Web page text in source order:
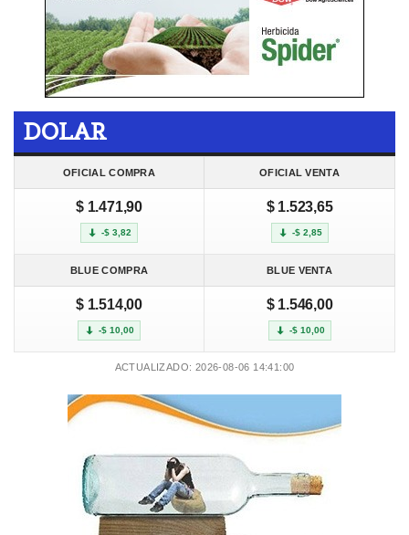
DOLAR
OFICIAL COMPRA OFICIAL VENTA
$ 1.471,90
-$ 3,82
$ 1.523,65
-$ 2,85
BLUE COMPRA BLUE VENTA
$ 1.514,00
-$ 10,00
$ 1.546,00
-$ 10,00
ACTUALIZADO: 2026-08-06 14:41:00